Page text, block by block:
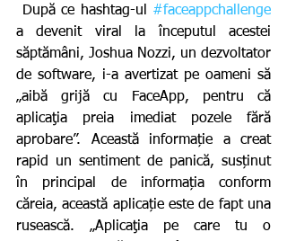
După ce hashtag-ul #faceappchallenge
a devenit viral la începutul acestei
săptămâni, Joshua Nozzi, un dezvoltator
de software, i-a avertizat pe oameni să
„aibă grijă cu FaceApp, pentru că
aplicaţia preia imediat pozele fără
aprobare”. Această informație a creat
rapid un sentiment de panică, susținut
în principal de informația conform
căreia, această aplicație este de fapt una
rusească. „Aplicaţia pe care tu o